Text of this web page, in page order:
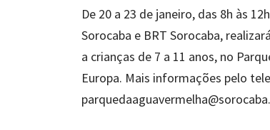
De 20 a 23 de janeiro, das 8h às
Sorocaba e BRT Sorocaba,
a crianças de 7 a 11 anos, no
Europa. Mais informações pelo